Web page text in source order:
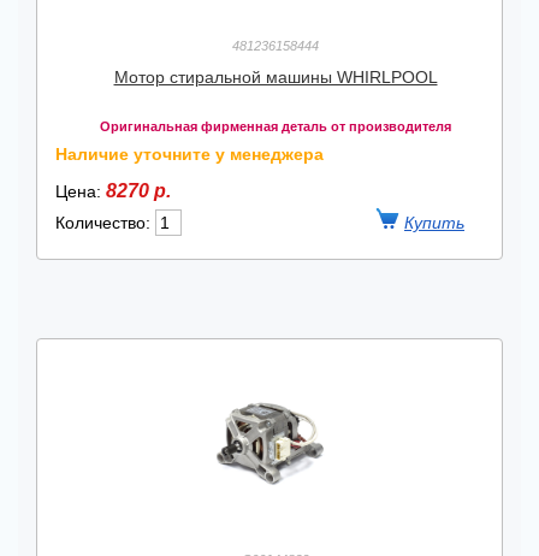
481236158444
Мотор стиральной машины WHIRLPOOL
Оригинальная фирменная деталь от производителя
Наличие уточните у менеджера
Цена: 8270 р.
Количество: